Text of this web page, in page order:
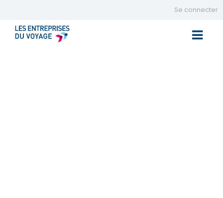
Se connecter